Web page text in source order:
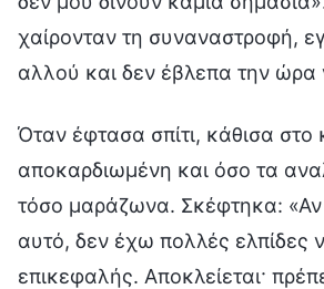
χαίρονταν τη συναναστροφή,
αλλού και δεν έβλεπα την
Όταν έφτασα σπίτι, κάθισα στο
αποκαρδιωμένη και όσο τα
τόσο μαράζωνα. Σκέφτηκα: «Αν
αυτό, δεν έχω πολλές ελπίδες
επικεφαλής. Αποκλείεται·